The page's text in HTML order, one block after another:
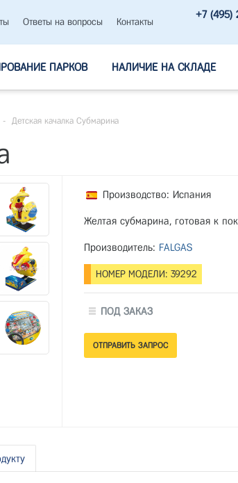
Ответы на вопросы Контакты
+7 (495)
ПАРКОВ НАЛИЧИЕ НА СКЛАДЕ
- Детская качалка Субмарина
Производство: Испания
Желтая субмарина, готовая к
Производитель: FALGAS
НОМЕР МОДЕЛИ: 39292
ПОД ЗАКАЗ